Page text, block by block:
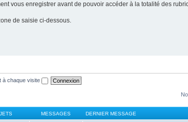
vous enregistrer avant de pouvoir accéder à la totalité des
de saisie ci-dessous.
à chaque visite
MESSAGES DERNIER MESSAGE